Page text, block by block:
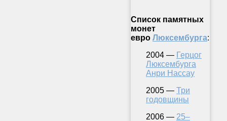
Список памятных
монет
евро Люксембурга:
2004 — Герцог
Люксембурга
Анри Нассау
2005 — Три
годовщины
2006 — 25–